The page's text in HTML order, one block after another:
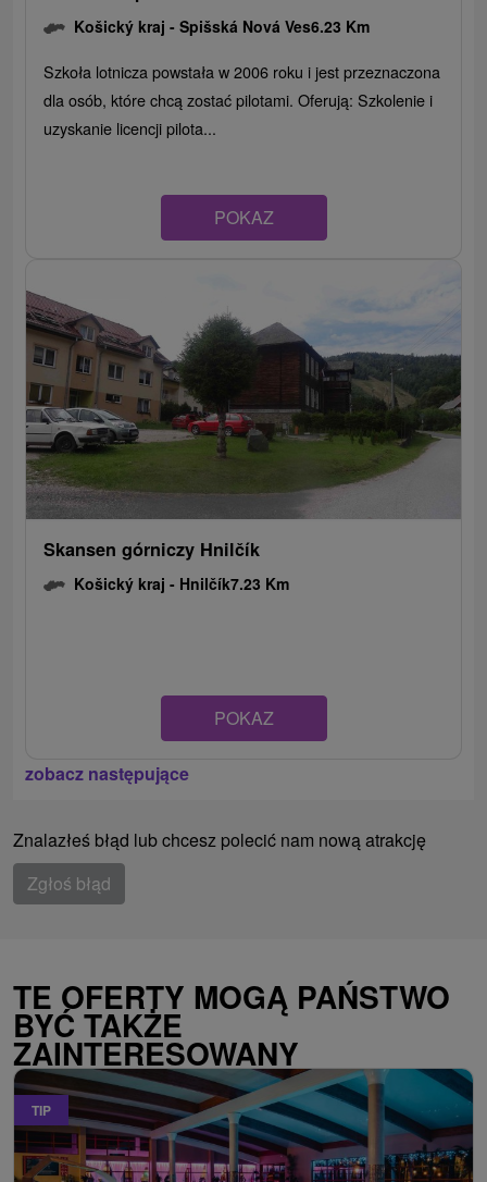
Košický kraj -Spišská Nová Ves6.23 Km
Szkoła lotnicza powstała w 2006 roku i jest przeznaczona
dla osób, które chcą zostać pilotami. Oferują: Szkolenie i
uzyskanie licencji pilota...
POKAZ
Skansen górniczy Hnilčík
Košický kraj - Hnilčík7.23 Km
POKAZ
zobacz następujące
Znalazłeś błąd lub chcesz polecić nam nową atrakcję
Zgłoś błąd
TE OFERTY MOGĄ PAŃSTWO
BYĆ TAKŻE
ZAINTERESOWANY
TIP